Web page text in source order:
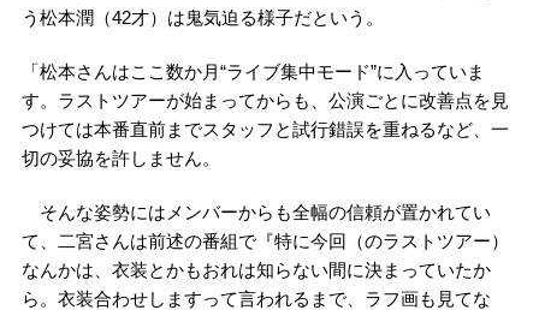
う松本潤（42才）は鬼気迫る様子だという。
「松本さんはここ数か月“ライブ集中モード”に入っていま
す。ラストツアーが始まってからも、公演ごとに改善点を見
つけては本番直前までスタッフと試行錯誤を重ねるなど、一
切の妥協を許しません。
そんな姿勢にはメンバーからも全幅の信頼が置かれてい
て、二宮さんは前述の番組で『特に今回（のラストツアー）
なんかは、衣装とかもおれは知らない間に決まっていたか
ら。衣装合わせしますって言われるまで、ラフ画も見てな